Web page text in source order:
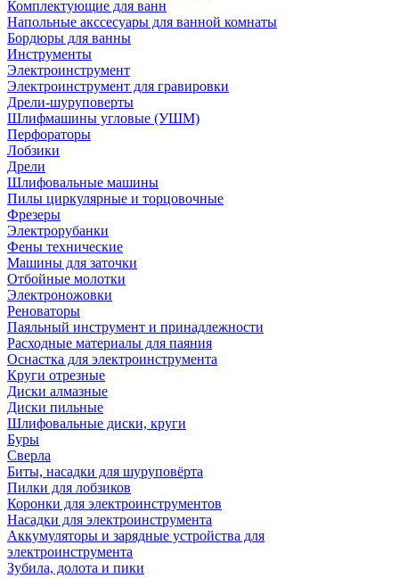
Комплектующие для ванн
Напольные акссесуары для ванной комнаты
Бордюры для ванны
Инструменты
Электроинструмент
Электроинструмент для гравировки
Дрели-шуруповерты
Шлифмашины угловые (УШМ)
Перфораторы
Лобзики
Дрели
Шлифовальные машины
Пилы циркулярные и торцовочные
Фрезеры
Электрорубанки
Фены технические
Машины для заточки
Отбойные молотки
Электроножовки
Реноваторы
Паяльный инструмент и принадлежности
Расходные материалы для паяния
Оснастка для электроинструмента
Круги отрезные
Диски алмазные
Диски пильные
Шлифовальные диски, круги
Буры
Сверла
Биты, насадки для шуруповёрта
Пилки для лобзиков
Коронки для электроинструментов
Насадки для электроинструмента
Аккумуляторы и зарядные устройства для
электроинструмента
Зубила, долота и пики